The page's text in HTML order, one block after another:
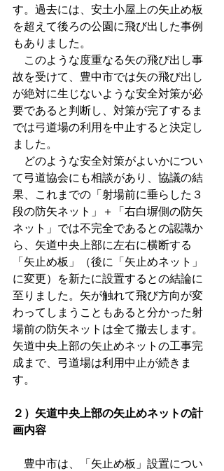
す。過去には、安土小屋上の矢止め板
を超えて後ろの公園に飛び出した事例
もありました。
このような度重なる矢の飛び出し事
故を受けて、豊中市では矢の飛び出し
が絶対に生じないような安全対策が必
要であると判断し、対策が完了するま
では弓道場の利用を中止すると決定し
ました。
どのような安全対策がよいかについ
て弓道協会にも相談があり、協議の結
果、これまでの「射場前に垂らした３
段の防矢ネット」＋「右白塀側の防矢
ネット」では不完全であるとの認識か
ら、矢道中央上部に左右に横断する
「矢止め板」（後に「矢止めネット」
に変更）を新たに設置するとの結論に
至りました。矢が触れて飛び方向が変
わってしまうこともあると分かった射
場前の防矢ネットは全て撤去します。
矢道中央上部の矢止めネットの工事完
成まで、弓道場は利用中止が続きま
す。
２）矢道中央上部の矢止めネットの計
画内容
豊中市は、「矢止め板」設置につい